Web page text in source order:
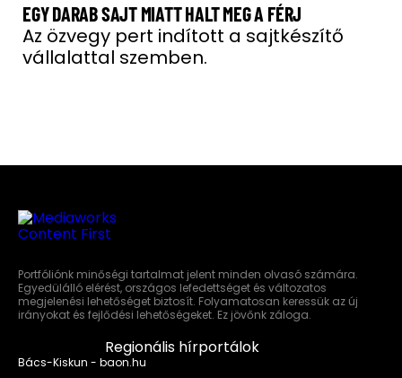
EGY DARAB SAJT MIATT HALT MEG A FÉRJ
Az özvegy pert indított a sajtkészítő
vállalattal szemben.
Portfóliónk minőségi tartalmat jelent minden olvasó számára.
Egyedülálló elérést, országos lefedettséget és változatos
megjelenési lehetőséget biztosít. Folyamatosan keressük az új
irányokat és fejlődési lehetőségeket. Ez jövőnk záloga.
Regionális hírportálok
Bács-Kiskun - baon.hu